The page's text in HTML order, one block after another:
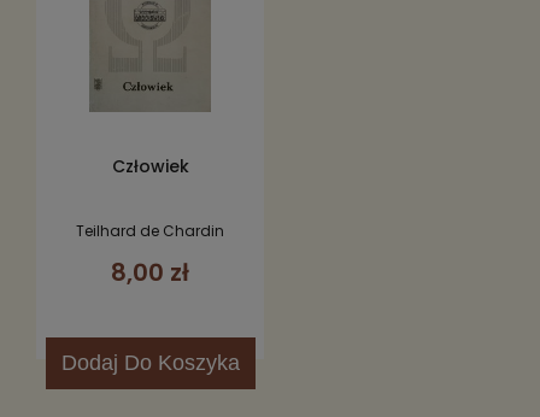
Człowiek
Teilhard de Chardin
8,00 zł
Dodaj Do Koszyka